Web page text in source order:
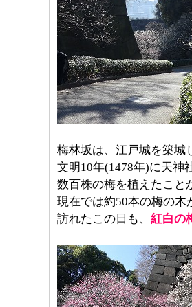
梅林坂は、江戸城を築城
文明10年(1478年)に天神
数百株の梅を植えたこと
現在では約50本の梅の
訪れたこの日も、 紅白の